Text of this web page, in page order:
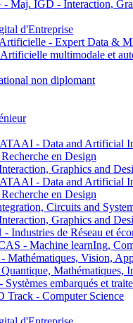
Maj. IGD - Interaction,
d'Entreprise
- Expert Data &
multimodale et
non diplomant
- Data and Artificial
en Design
Graphics and
- Data and Artificial
en Design
Circuits and
Graphics and
de Réseau et
- Machine learnIng,
Vision,
Mathématiques,
embarqués et
Track - Computer Science